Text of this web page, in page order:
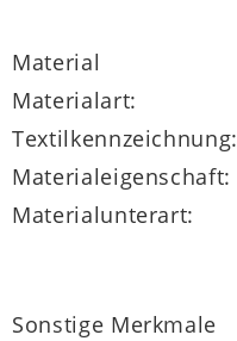
Material
Materialart:
Textilkennzeichnung:
Materialeigenschaft:
Materialunterart:
Sonstige Merkmale